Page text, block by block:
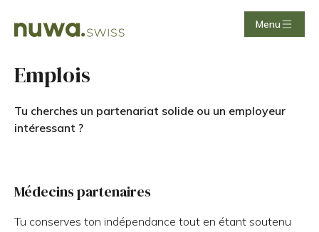
Menu
Emplois
Tu cherches un partenariat solide ou un employeur
intéressant ?
Médecins partenaires
Tu conserves ton indépendance tout en étant soutenu